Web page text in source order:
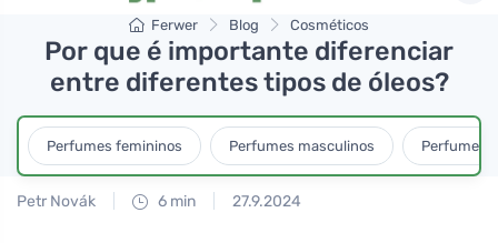
Ferwer Blog Cosméticos
Por que é importante diferenciar
entre diferentes tipos de óleos?
Perfumes femininos Perfumes masculinos Perfumes
Petr Novák 6 min 27.9.2024